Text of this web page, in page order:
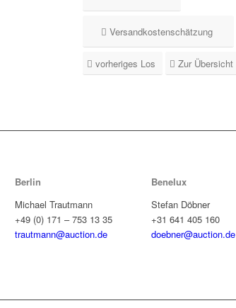
Versandkostenschätzung
vorheriges Los Zur Übersicht
Berlin
Michael Trautmann
+49 (0) 171 – 753 13 35
trautmann@auction.de
Benelux
Stefan Döbner
+31 641 405 160
doebner@auction.de